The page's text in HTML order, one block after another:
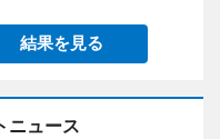
結果を見る
ニュース